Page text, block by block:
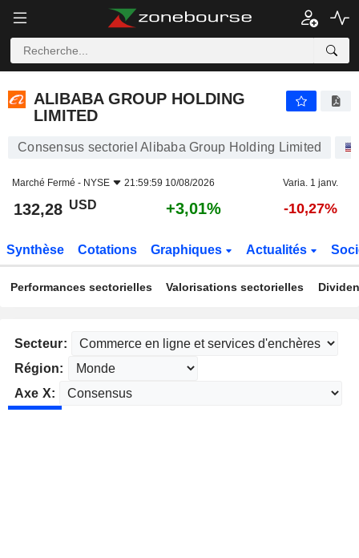
ALIBABA GROUP HOLDING
LIMITED
Consensus sectoriel Alibaba Group Holding Limited
Marché Fermé - NYSE 21:59:59 10/08/2026 Varia. 1 janv.
132,28 USD +3,01% -10,27%
Synthèse Cotations Graphiques Actualités
Performances sectorielles Valorisations sectorielles
Secteur:
Région:
Axe X: